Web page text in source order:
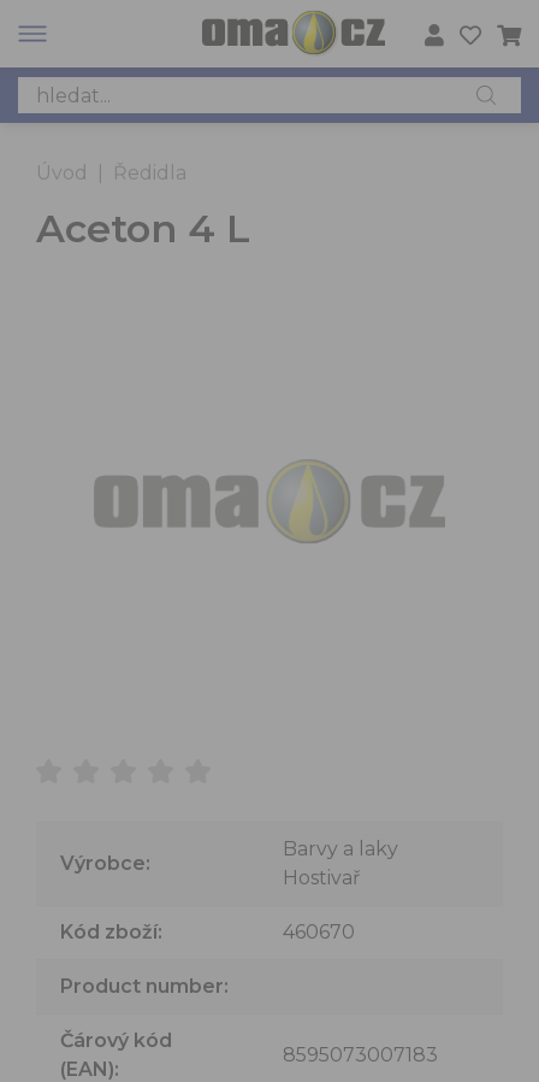
Úvod Ředidla
Aceton 4 L
Výrobce:
Barvy a laky
Hostivař
Kód zboží: 460670
Product number:
Čárový kód
(EAN):
8595073007183